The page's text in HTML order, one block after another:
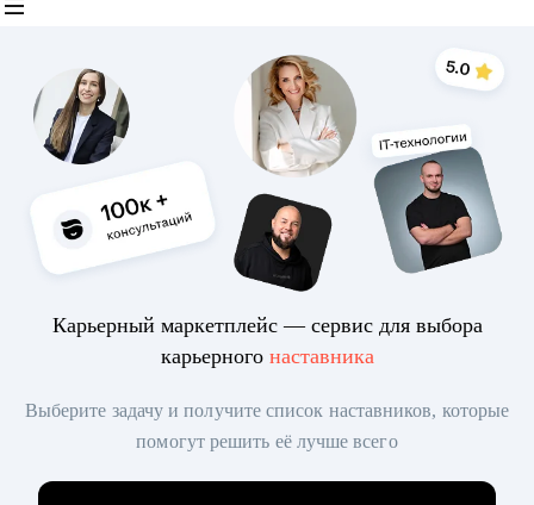
Карьерный маркетплейс — сервис для выбора
карьерного наставника
Выберите задачу и получите список наставников, которые
помогут решить её лучше всего